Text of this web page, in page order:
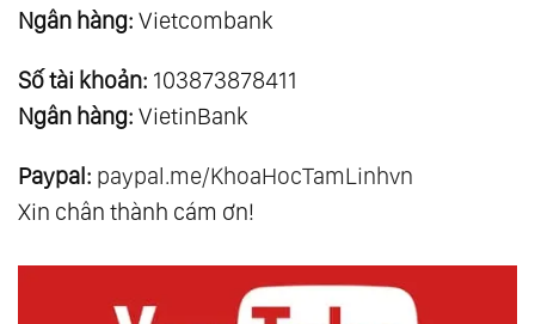
Ngân hàng: Vietcombank
Số tài khoản: 103873878411
Ngân hàng: VietinBank
Paypal: paypal.me/KhoaHocTamLinhvn
Xin chân thành cám ơn!